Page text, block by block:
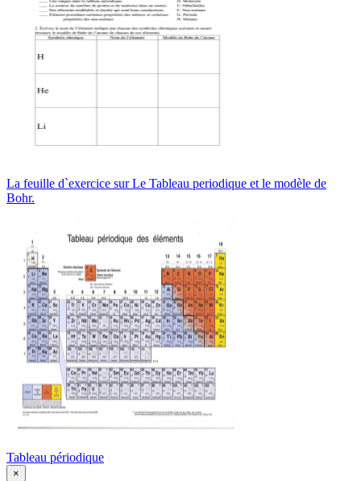
La feuille d`exercice sur Le Tableau periodique et le modèle de
Bohr.
Tableau périodique
×